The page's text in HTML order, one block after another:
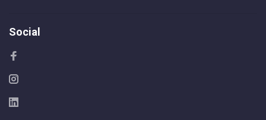
Social